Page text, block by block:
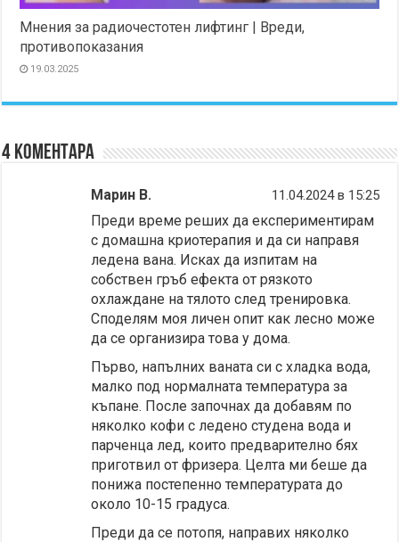
Мнения за радиочестотен лифтинг | Вреди,
противопоказания
19.03.2025
4 коментара
Марин В. 11.04.2024 в 15:25
Преди време реших да експериментирам
с домашна криотерапия и да си направя
ледена вана. Исках да изпитам на
собствен гръб ефекта от рязкото
охлаждане на тялото след тренировка.
Споделям моя личен опит как лесно може
да се организира това у дома.
Първо, напълних ваната си с хладка вода,
малко под нормалната температура за
къпане. После започнах да добавям по
няколко кофи с ледено студена вода и
парченца лед, които предварително бях
приготвил от фризера. Целта ми беше да
понижа постепенно температурата до
около 10-15 градуса.
Преди да се потопя, направих няколко